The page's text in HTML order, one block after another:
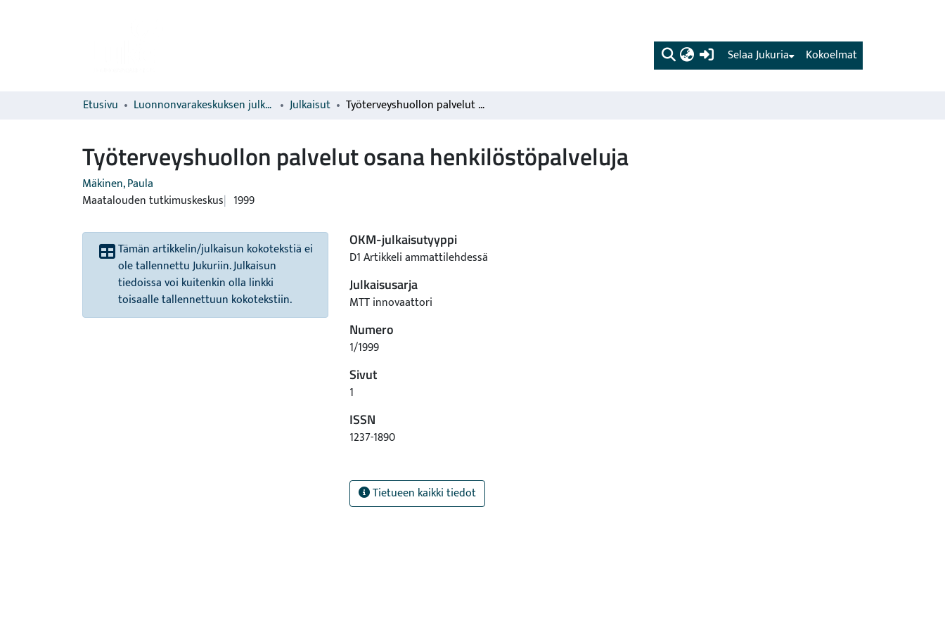
(current) Kokoelmat
Selaa Jukuria
Etusivu Luonnonvarakeskuksen julkaisut Julkaisut Työterveyshuollon palvelut osana henkilöstöpalveluja
Työterveyshuollon palvelut osana henkilöstöpalveluja
Mäkinen, Paula
Maatalouden tutkimuskeskus 1999
Tämän artikkelin/julkaisun kokotekstiä ei
ole tallennettu Jukuriin. Julkaisun
tiedoissa voi kuitenkin olla linkki
toisaalle tallennettuun kokotekstiin.
OKM-julkaisutyyppi
D1 Artikkeli ammattilehdessä
Julkaisusarja
MTT innovaattori
Numero
1/1999
Sivut
1
ISSN
1237-1890
Tietueen kaikki tiedot